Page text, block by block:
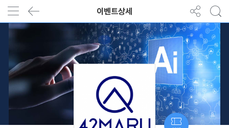
이벤트상세